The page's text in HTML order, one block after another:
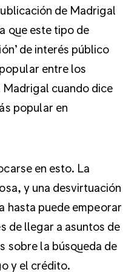
de Madrigal
que este tipo de
de interés público
entre los
Madrigal cuando dice
popular en
en esto. La
y una desvirtuación
hasta puede empeorar
de llegar a asuntos de
sobre la búsqueda de
y el crédito.